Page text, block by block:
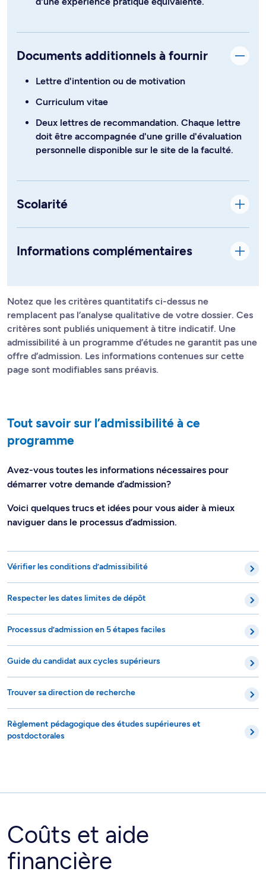
Documents additionnels à fournir
Lettre d'intention ou de motivation
Curriculum vitae
Deux lettres de recommandation. Chaque lettre
doit être accompagnée d'une grille d'évaluation
personnelle disponible sur le site de la faculté.
Scolarité
Informations complémentaires
Notez que les critères quantitatifs ci-dessus ne
remplacent pas l’analyse qualitative de votre dossier. Ces
critères sont publiés uniquement à titre indicatif. Une
admissibilité à un programme d’études ne garantit pas une
offre d’admission. Les informations contenues sur cette
page sont modifiables sans préavis.
Tout savoir sur l’admissibilité à ce
programme
Avez-vous toutes les informations nécessaires pour
démarrer votre demande d’admission?
Voici quelques trucs et idées pour vous aider à mieux
naviguer dans le processus d’admission.
Vérifier les conditions d’admissibilité
Respecter les dates limites de dépôt
Processus d’admission en 5 étapes faciles
Guide du candidat aux cycles supérieurs
Trouver sa direction de recherche
Règlement pédagogique des études supérieures et
postdoctorales
Coûts et aide
financière